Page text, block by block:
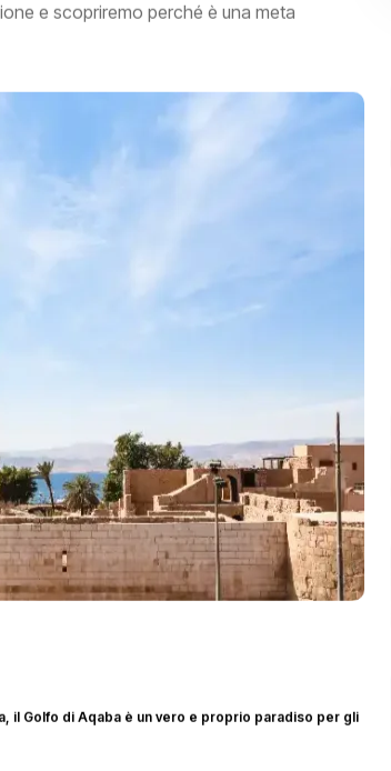
e scopriremo perché è una meta
il Golfo di Aqaba è un vero e proprio paradiso per gli